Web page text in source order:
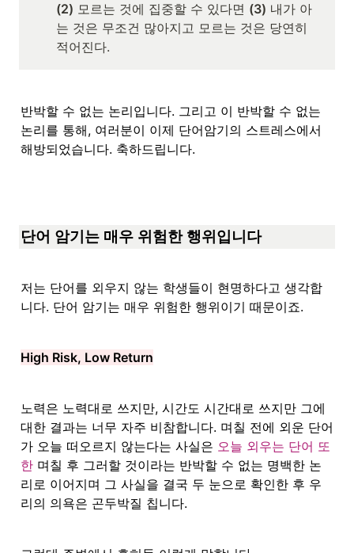
(2) 모르는 것에 집중할 수 있다면 (3) 내가 아
는 것은 무조건 많아지고 모르는 것은 당연히
적어진다.
반박할 수 없는 논리입니다. 그리고 이 반박할 수 없는
논리를 통해, 여러분이 이제 단어암기의 스트레스에서
해방되었습니다. 축하드립니다.
단어 암기는 매우 위험한 행위입니다
저는 단어를 외우지 않는 학생들이 현명하다고 생각합
니다. 단어 암기는 매우 위험한 행위이기 때문이죠.
High Risk, Low Return
노력은 노력대로 쓰지만, 시간도 시간대로 쓰지만 그에
대한 결과는 너무 자주 비참합니다. 며칠 전에 외운 단어
가 오늘 떠오르지 않는다는 사실은 오늘 외우는 단어 또
한 며칠 후 그러할 것이라는 반박할 수 없는 명백한 논
리로 이어지며 그 사실을 결국 두 눈으로 확인한 후 우
리의 의욕은 곤두박질 칩니다.